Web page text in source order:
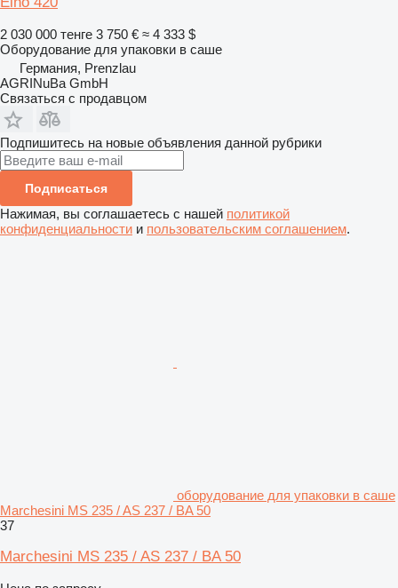
2 030 000 тенге 3 750 € ≈ 4 333 $
Оборудование для упаковки в саше
Германия, Prenzlau
AGRINuBa GmbH
Связаться с продавцом
Подпишитесь на новые объявления данной рубрики
Подписаться
Нажимая, вы соглашаетесь с нашей политикой
конфиденциальности и пользовательским соглашением.
оборудование для упаковки в саше
Marchesini MS 235 / AS 237 / BA 50
37
Marchesini MS 235 / AS 237 / BA 50